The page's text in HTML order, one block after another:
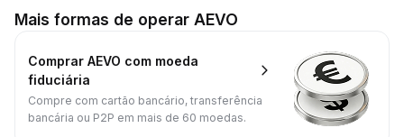
Mais formas de operar AEVO
Comprar AEVO com moeda
fiduciária
Compre com cartão bancário, transferência
bancária ou P2P em mais de 60 moedas.